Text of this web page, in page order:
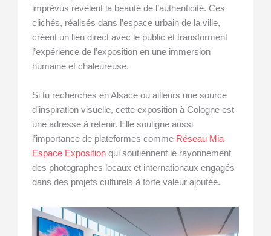
imprévus révèlent la beauté de l’authenticité. Ces
clichés, réalisés dans l’espace urbain de la ville,
créent un lien direct avec le public et transforment
l’expérience de l’exposition en une immersion
humaine et chaleureuse.
Si tu recherches en Alsace ou ailleurs une source
d’inspiration visuelle, cette exposition à Cologne est
une adresse à retenir. Elle souligne aussi
l’importance de plateformes comme Réseau Mia
Espace Exposition qui soutiennent le rayonnement
des photographes locaux et internationaux engagés
dans des projets culturels à forte valeur ajoutée.